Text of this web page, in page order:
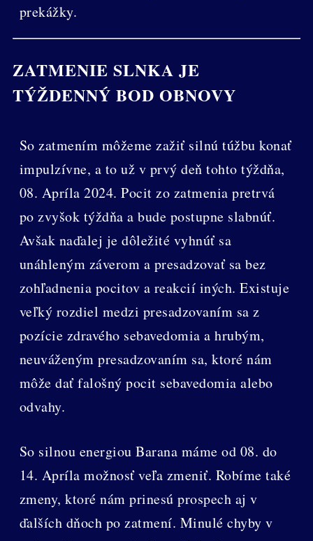
prekážky.
ZATMENIE SLNKA JE
TÝŽDENNÝ BOD OBNOVY
So zatmením môžeme zažiť silnú túžbu konať
impulzívne, a to už v prvý deň tohto týždňa,
08. Apríla 2024. Pocit zo zatmenia pretrvá
po zvyšok týždňa a bude postupne slabnúť.
Avšak naďalej je dôležité vyhnúť sa
unáhleným záverom a presadzovať sa bez
zohľadnenia pocitov a reakcií iných. Existuje
veľký rozdiel medzi presadzovaním sa z
pozície zdravého sebavedomia a hrubým,
neuváženým presadzovaním sa, ktoré nám
môže dať falošný pocit sebavedomia alebo
odvahy.
So silnou energiou Barana máme od 08. do
14. Apríla možnosť veľa zmeniť. Robíme také
zmeny, ktoré nám prinesú prospech aj v
ďalších dňoch po zatmení. Minulé chyby v